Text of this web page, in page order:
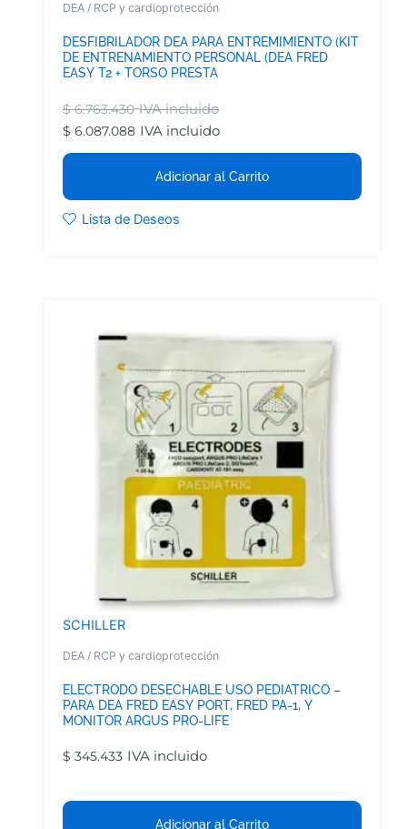
DEA / RCP y cardioprotección
DESFIBRILADOR DEA PARA ENTREMIMIENTO (KIT
DE ENTRENAMIENTO PERSONAL (DEA FRED
EASY T2 + TORSO PRESTA
$6.763.430 IVA incluido
$ 6.087.088 IVA incluido
Adicionar al Carrito
Lista de Deseos
SCHILLER
DEA / RCP y cardioprotección
ELECTRODO DESECHABLE USO PEDIATRICO –
PARA DEA FRED EASY PORT, FRED PA-1, Y
MONITOR ARGUS PRO-LIFE
$ 345.433 IVA incluido
Adicionar al Carrito